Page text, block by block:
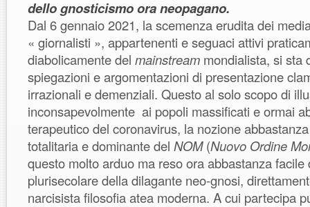
dello gnosticismo ora neopagano.
Dal 6 gennaio 2021, la scemenza erudita dei
« giornalisti », appartenenti e seguaci attivi
diabolicamente del mainstream mondialista, si sta
spiegazioni e argomentazioni di presentazione
irrazionali e demenziali. Questo al solo scopo di
inconsapevolmente ai popoli massificati e ormai
terapeutico del coronavirus, la nozione
totalitaria e dominante del NOM(Nuovo Ordine
questo molto arduo ma reso ora abbastanza
plurisecolare della dilagante neo-gnosi,
narcisista filosofia atea moderna. A cui partecipa